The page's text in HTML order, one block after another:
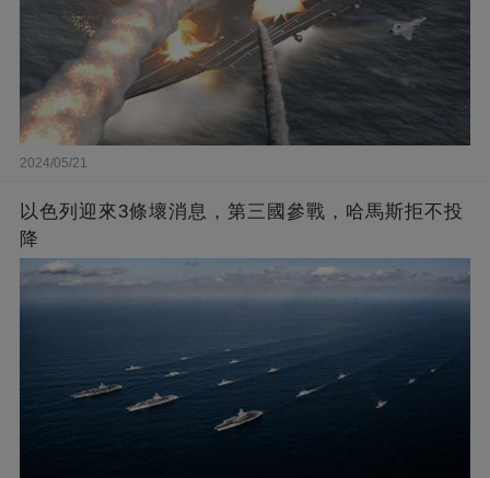
2024/05/21
以色列迎來3條壞消息，第三國參戰，哈馬斯拒不投
降